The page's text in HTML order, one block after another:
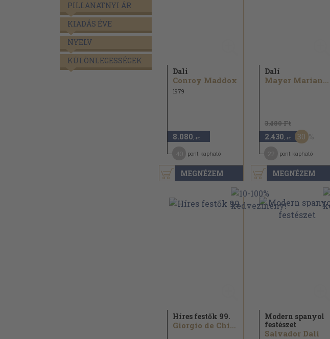
PILLANATNYI ÁR
KIADÁS ÉVE
NYELV
KÜLÖNLEGESSÉGEK
MEGNÉZEM
Dali
Conroy Maddox
1979
8.080 ,-Ft
pont kapható
MEGNÉZEM
Dalí
Mayer Marianna
3.480 Ft
2.430 ,-Ft 30
pont kapható
Híres festők 99.
Giorgio de Chirico
Modern spanyol
festészet
Salvador Dali